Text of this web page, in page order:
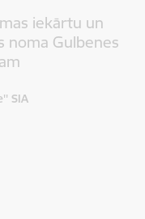
iekārtu un
noma Gulbenes
SIA